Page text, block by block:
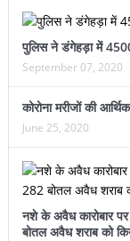
प्रदर्शन, तीन छात्राओं
डीएवी ऊना ने अंडर-
पुलिस ने डंगेहड़ा में
September 07, 2020
कोरोना मरीजों की
June 25, 2020
नशे के अवैध कारोबार
बोतल अवैध शराब को